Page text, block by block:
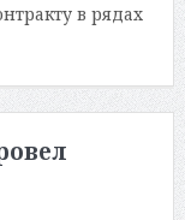
в рядах